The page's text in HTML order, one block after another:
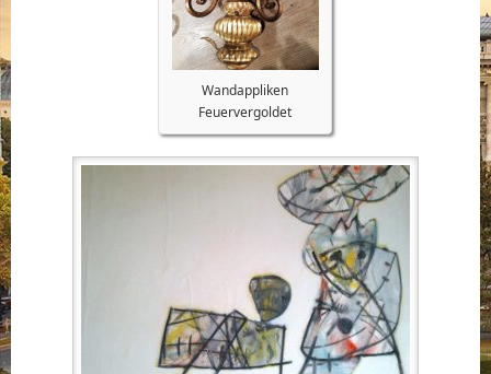
Wandappliken
Feuervergoldet